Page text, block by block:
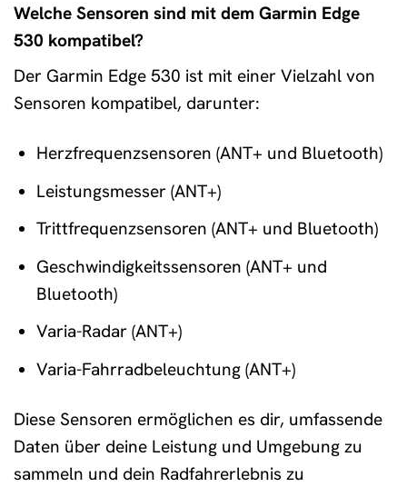
Welche Sensoren sind mit dem Garmin Edge
530 kompatibel?
Der Garmin Edge 530 ist mit einer Vielzahl von
Sensoren kompatibel, darunter:
Herzfrequenzsensoren (ANT+ und Bluetooth)
Leistungsmesser (ANT+)
Trittfrequenzsensoren (ANT+ und Bluetooth)
Geschwindigkeitssensoren (ANT+ und
Bluetooth)
Varia-Radar (ANT+)
Varia-Fahrradbeleuchtung (ANT+)
Diese Sensoren ermöglichen es dir, umfassende
Daten über deine Leistung und Umgebung zu
sammeln und dein Radfahrerlebnis zu